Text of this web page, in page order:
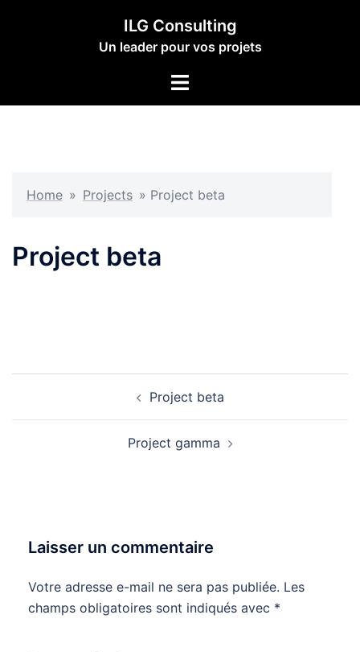
ILG Consulting
Un leader pour vos projets
Ouvrir/fermer
Home » Projects » Project beta
Project beta
Project beta
Project gamma
Laisser un commentaire
Votre adresse e-mail ne sera pas publiée. Les
champs obligatoires sont indiqués avec *